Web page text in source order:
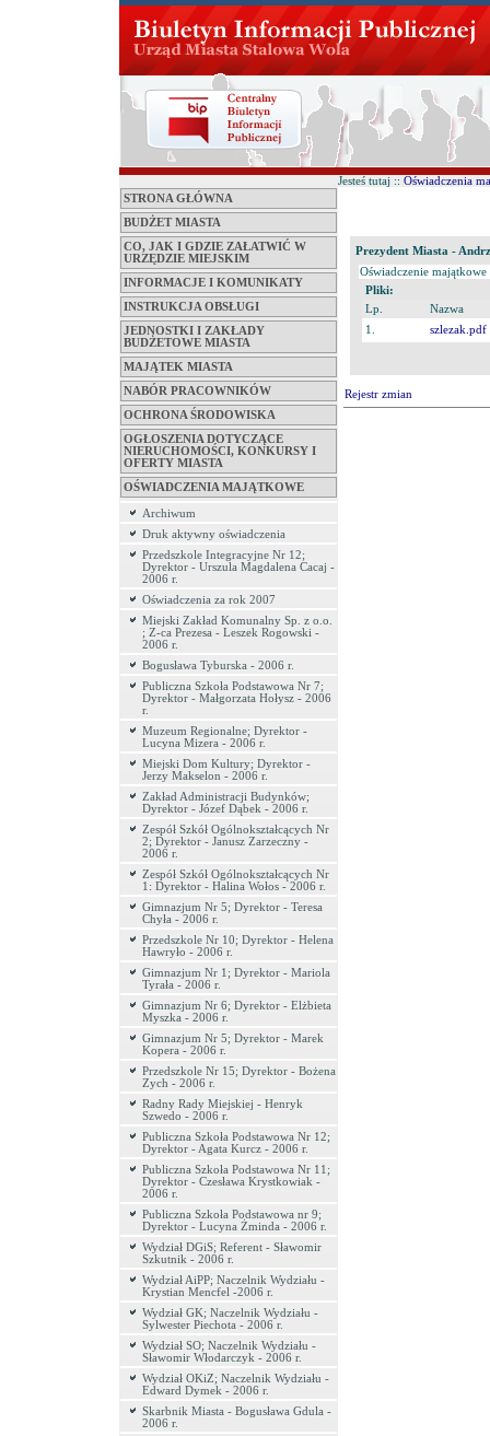
STRONA GŁÓWNA
BUDŻET MIASTA
CO, JAK I GDZIE ZAŁATWIĆ W
URZĘDZIE MIEJSKIM
INFORMACJE I KOMUNIKATY
INSTRUKCJA OBSŁUGI
JEDNOSTKI I ZAKŁADY
BUDŻETOWE MIASTA
MAJĄTEK MIASTA
NABÓR PRACOWNIKÓW
OCHRONA ŚRODOWISKA
OGŁOSZENIA DOTYCZĄCE
NIERUCHOMOŚCI, KONKURSY I
OFERTY MIASTA
OŚWIADCZENIA MAJĄTKOWE
Archiwum
Druk aktywny oświadczenia
Przedszkole Integracyjne Nr 12;
Dyrektor - Urszula Magdalena Cacaj -
2006 r.
Oświadczenia za rok 2007
Miejski Zakład Komunalny Sp. z o.o.
; Z-ca Prezesa - Leszek Rogowski -
2006 r.
Bogusława Tyburska - 2006 r.
Publiczna Szkoła Podstawowa Nr 7;
Dyrektor - Małgorzata Hołysz - 2006
r.
Muzeum Regionalne; Dyrektor -
Lucyna Mizera - 2006 r.
Miejski Dom Kultury; Dyrektor -
Jerzy Makselon - 2006 r.
Zakład Administracji Budynków;
Dyrektor - Józef Dąbek - 2006 r.
Zespół Szkół Ogólnokształcących Nr
2; Dyrektor - Janusz Zarzeczny -
2006 r.
Zespół Szkół Ogólnokształcących Nr
1: Dyrektor - Halina Wołos - 2006 r.
Gimnazjum Nr 5; Dyrektor - Teresa
Chyła - 2006 r.
Przedszkole Nr 10; Dyrektor - Helena
Hawryło - 2006 r.
Gimnazjum Nr 1; Dyrektor - Mariola
Tyrała - 2006 r.
Gimnazjum Nr 6; Dyrektor - Elżbieta
Myszka - 2006 r.
Gimnazjum Nr 5; Dyrektor - Marek
Kopera - 2006 r.
Przedszkole Nr 15; Dyrektor - Bożena
Zych - 2006 r.
Radny Rady Miejskiej - Henryk
Szwedo - 2006 r.
Publiczna Szkoła Podstawowa Nr 12;
Dyrektor - Agata Kurcz - 2006 r.
Publiczna Szkoła Podstawowa Nr 11;
Dyrektor - Czesława Krystkowiak -
2006 r.
Publiczna Szkoła Podstawowa nr 9;
Dyrektor - Lucyna Żminda - 2006 r.
Wydział DGiS; Referent - Sławomir
Szkutnik - 2006 r.
Wydział AiPP; Naczelnik Wydziału -
Krystian Mencfel -2006 r.
Wydział GK; Naczelnik Wydziału -
Sylwester Piechota - 2006 r.
Wydział SO; Naczelnik Wydziału -
Sławomir Włodarczyk - 2006 r.
Wydział OKiZ; Naczelnik Wydziału -
Edward Dymek - 2006 r.
Skarbnik Miasta - Bogusława Gdula -
2006 r.
Jesteś tutaj :: Oświadczenia
Prezydent Miasta -
Oświadczenie
Pliki:
Lp.
Nazwa
1.
szlezak.pdf
Rejestr zmian